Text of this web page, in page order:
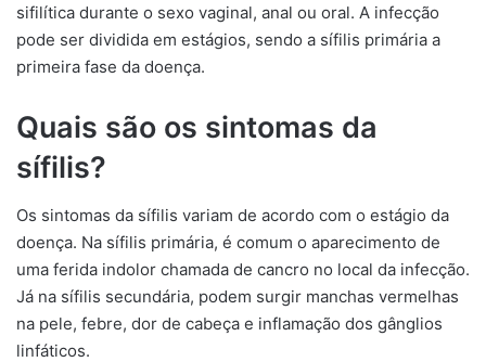
sifilítica durante o sexo vaginal, anal ou oral. A infecção
pode ser dividida em estágios, sendo a sífilis primária a
primeira fase da doença.
Quais são os sintomas da
sífilis?
Os sintomas da sífilis variam de acordo com o estágio da
doença. Na sífilis primária, é comum o aparecimento de
uma ferida indolor chamada de cancro no local da infecção.
Já na sífilis secundária, podem surgir manchas vermelhas
na pele, febre, dor de cabeça e inflamação dos gânglios
linfáticos.